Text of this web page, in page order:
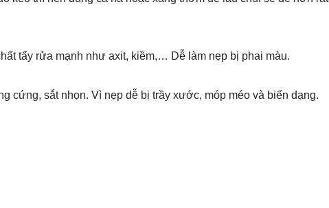
tẩy rửa mạnh như axit, kiềm,… Dễ làm nẹp bị phai màu.
cứng, sắt nhọn. Vì nẹp dễ bị trầy xước, móp méo và biến dạng.